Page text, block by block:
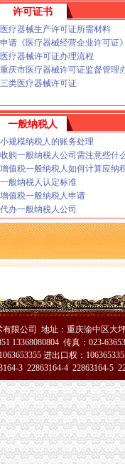
要
济发展规划（2013
年检、变更,广
内审员培训,重
趣网
任公司网站
法
久？-公交查询
息_财务信息_注册信息
理注册】价格
装配送中心网站
融资券募集说明书-
博客
网
师供应商、电脑工程
搜狐焦点网
全_商务联盟网
全_商务联盟网
联盟网
_信用信息_财务信息-
-百川百货外贸服装店
设,重庆主城各区
陆运企业查询-锦程物
许可证书
医疗器械生产许可证所需材料
申请《医疗器械经营企业许可证
医疗器械许可证办理流程
重庆市医疗器械许可证监督管理
三类医疗器械许可证
一般纳税人
小规模纳税人的账务处理
收购一般纳税人公司需注意些什
增值税一般纳税人如何计算应纳
一般纳税人认定标准
增值税一般纳税人申请
代办一般纳税人公司
限公司 地址：重庆渝中区大
13368080804 传真：023-
进出口权：
3 22863164-4 22863164-5